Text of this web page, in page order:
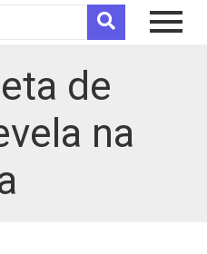
de
na